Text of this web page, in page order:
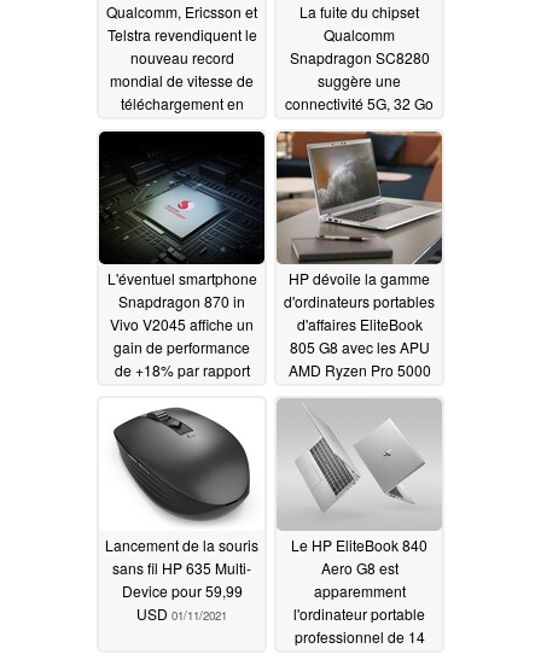
Qualcomm, Ericsson et
Telstra revendiquent le
nouveau record
mondial de vitesse de
téléchargement en
01/22/2021
La fuite du chipset
Qualcomm
Snapdragon SC8280
suggère une
connectivité 5G, 32 Go
puce plus importante
pour Windows sur les
PC ARM01/19/2021
L'éventuel smartphone
Snapdragon 870 in
Vivo V2045 affiche un
gain de performance
de +18% par rapport
Geekbench et résiste
bien au Snapdragon
88801/16/2021
HP dévoile la gamme
d'ordinateurs portables
d'affaires EliteBook
805 G8 avec les APU
AMD Ryzen Pro 5000
01/15/2021
Lancement de la souris
sans fil HP 635 Multi-
Device pour 59,99
USD 01/11/2021
Le HP EliteBook 840
Aero G8 est
apparemment
l'ordinateur portable
professionnel de 14